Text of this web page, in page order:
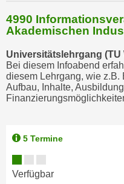
4990
Akademischen
Universitätslehrgang (TU
Bei diesem Infoabend
diesem Lehrgang, wie
Aufbau, Inhalte,
5 Termine
Verfügbar